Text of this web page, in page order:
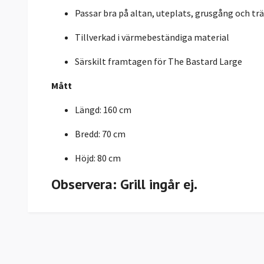
Passar bra på altan, uteplats, grusgång och
Tillverkad i värmebeständiga material
Särskilt framtagen för The Bastard Large
Mått
Längd: 160 cm
Bredd: 70 cm
Höjd: 80 cm
Observera: Grill ingår ej.